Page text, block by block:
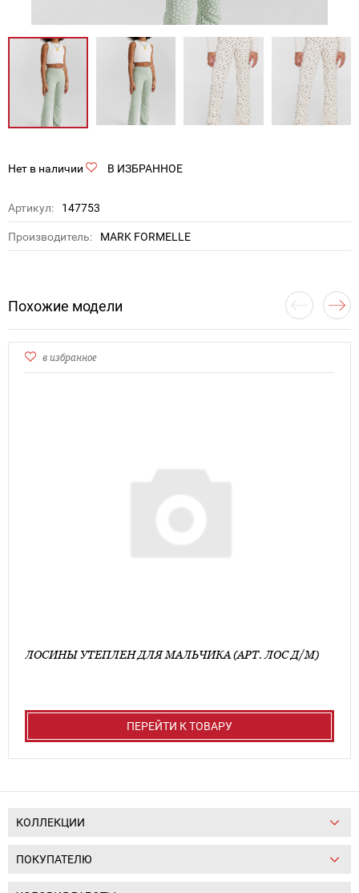
Нет в наличии В ИЗБРАННОЕ
Артикул: 147753
Производитель: MARK FORMELLE
Похожие модели
в избранное
ЛОСИНЫ УТЕПЛЕН ДЛЯ МАЛЬЧИКА (АРТ. ЛОС Д/М)
ПЕРЕЙТИ К ТОВАРУ
КОЛЛЕКЦИИ
ПОКУПАТЕЛЮ